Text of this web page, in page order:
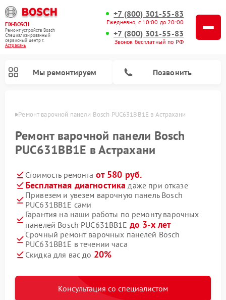
FIX-BOSCH
Ремонт устройств Bosch
Специализированный
cервисный центр г.
Астрахань
+7 (800) 301-55-83
Ежедневно, с 10:00 до 20:00
+7 (800) 301-55-83
Звонок бесплатный по РФ
Мы ремонтируем Позвонить
Ремонт варочной панели Bosch PUC631BB1E в Астрахани
Ремонт варочной панели Bosch
PUC631BB1E в Астрахани
Стоимость ремонта от 580 руб.
Бесплатная диагностика даже при отказе
Привезем и увезем варочную панель Bosch
PUC631BB1E сами
Гарантия на наши работы по ремонту варочных
панелей Bosch PUC631BB1E до 3-х лет
Срочный ремонт варочных панелей Bosch
PUC631BB1E в течении часа
Скидка для вас до 20%
Консультация со специалистом